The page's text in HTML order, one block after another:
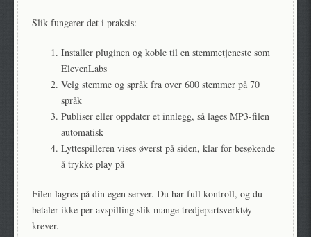
Slik fungerer det i praksis:
Installer pluginen og koble til en stemmetjeneste som
ElevenLabs
Velg stemme og språk fra over 600 stemmer på 70
språk
Publiser eller oppdater et innlegg, så lages MP3-filen
automatisk
Lyttespilleren vises øverst på siden, klar for besøkende
å trykke play på
Filen lagres på din egen server. Du har full kontroll, og du
betaler ikke per avspilling slik mange tredjepartsverktøy
krever.